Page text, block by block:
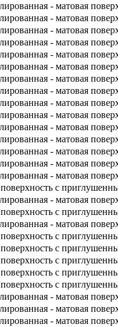
- матовая
- матовая
- матовая
- матовая
- матовая
- матовая
- матовая
- матовая
- матовая
- матовая
- матовая
- матовая
- матовая
- матовая
- матовая
с
- матовая
с
- матовая
с
с
с
с
с
- матовая
- матовая
- матовая